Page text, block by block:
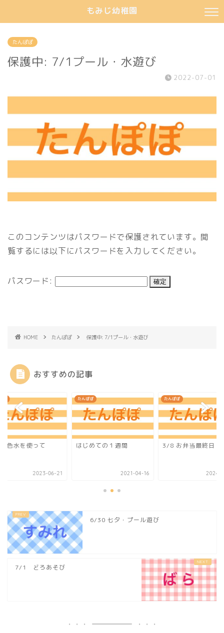
もみじ幼稚園
たんぽぽ
保護中: 7/1プール・水遊び
2022-07-01
このコンテンツはパスワードで保護されています。閲
覧するには以下にパスワードを入力してください。
パスワード:
HOME たんぽぽ 保護中: 7/1プール・水遊び
おすすめの記事
色水を使って
2023-06-21
たんぽぽ
はじめての１週間
2021-04-16
たんぽぽ
3/8 お弁当最終日
2024-
6/30 七夕・プール遊び
7/1 どろあそび